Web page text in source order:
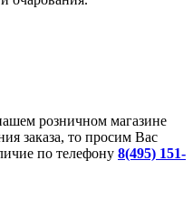
розничном магазине
заказа, то просим Вас
по телефону 8(495) 151-